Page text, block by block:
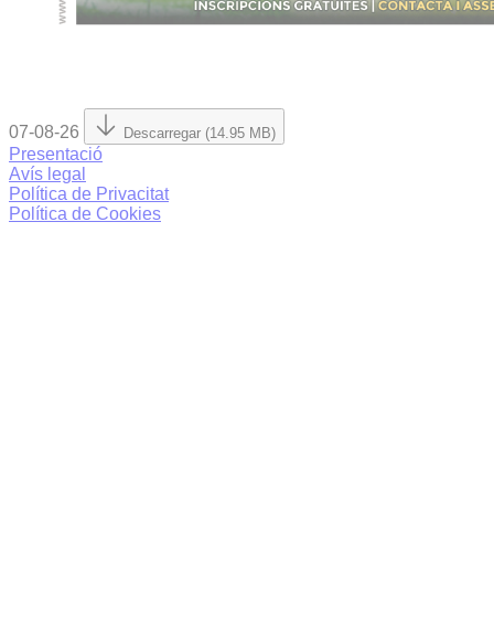
07-08-26 Descarregar (14.95 MB)
Presentació
Avís legal
Política de Privacitat
Política de Cookies